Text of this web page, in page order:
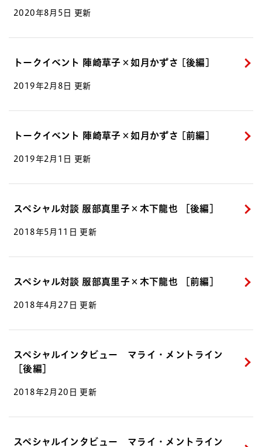
2020年8月5日 更新
トークイベント 陣崎草子×如月かずさ [後編]
2019年2月8日 更新
トークイベント 陣崎草子×如月かずさ [前編]
2019年2月1日 更新
スペシャル対談 服部真里子×木下龍也 ［後編］
2018年5月11日 更新
スペシャル対談 服部真里子×木下龍也 ［前編］
2018年4月27日 更新
スペシャルインタビュー マライ・メントライン
［後編］
2018年2月20日 更新
スペシャルインタビュー マライ・メントライン